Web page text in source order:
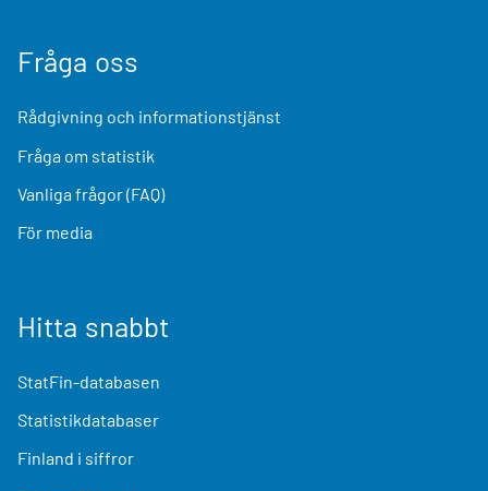
Fråga oss
Rådgivning och informationstjänst
Fråga om statistik
Vanliga frågor (FAQ)
För media
Hitta snabbt
StatFin-databasen
Statistikdatabaser
Finland i siffror